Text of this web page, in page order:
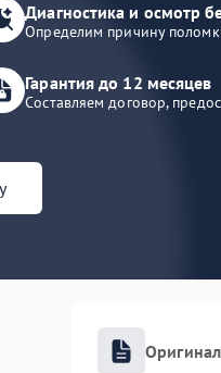
Диагностика и осмотр
Определим причину
Гарантия до 12 месяцев
Составляем договор,